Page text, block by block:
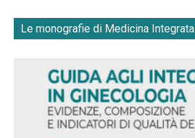
Le monografie di Medicina Integrata